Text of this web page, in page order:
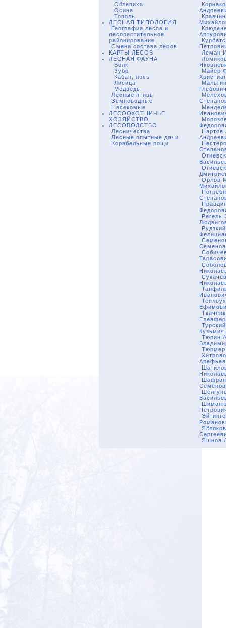
Облепиха
Осина
Тополь
ЛЕСНАЯ ТИПОЛОГИЯ
География лесов и
лесорастительное
районирование
Смена состава лесов
КАРТЫ ЛЕСОВ
ЛЕСНАЯ ФАУНА
Волк
Зубр
Кабан, лось
Лисица
Медведь
Лесные птицы
Земноводные
Насекомые
ЛЕСООХОТНИЧЬЕ
ХОЗЯЙСТВО
ЛЕСОВОДСТВО
Лесничества
Лесные опытные дачи
Корабельные рощи
Леман
Майер
Нартов
Орлов
Регель
Кузьмич
Тюрин
Тюрмер
Яшнов